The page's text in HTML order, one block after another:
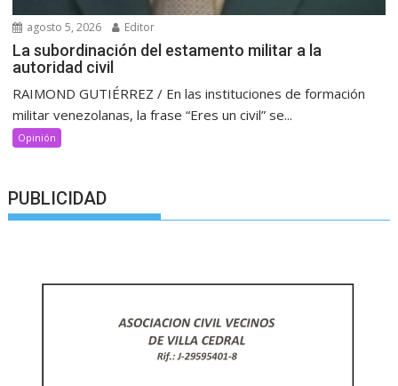
agosto 5, 2026 Editor
La subordinación del estamento militar a la
autoridad civil
RAIMOND GUTIÉRREZ / En las instituciones de formación
militar venezolanas, la frase “Eres un civil” se...
Opinión
PUBLICIDAD